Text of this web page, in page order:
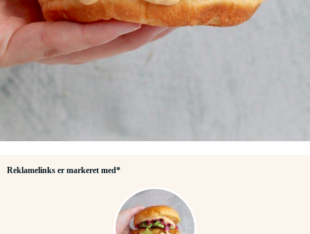
Reklamelinks er markeret med*